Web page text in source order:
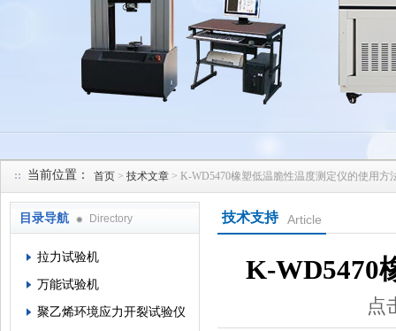
当前位置： 首页 > 技术文章 > K-WD5470橡塑低温脆性温度测定仪的使用方
目录导航 Directory
拉力试验机
万能试验机
聚乙烯环境应力开裂试验仪
技术支持 Article
K-WD5470
点